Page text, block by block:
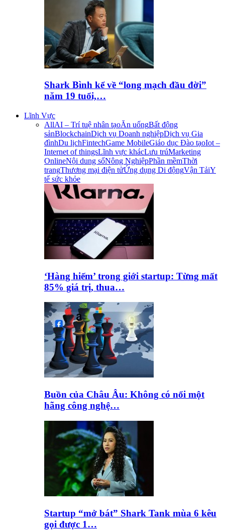
Shark Bình kể về “long mạch đầu đời”
năm 19 tuổi,…
Lĩnh Vực
AllAI – Trí tuệ nhân tạoĂn uốngBất động
sảnBlockchainDịch vụ Doanh nghiệpDịch vụ Gia
đìnhDu lịchFintechGame MobileGiáo dục Đào tạoIot –
Internet of thingsLĩnh vực khácLưu trúMarketing
OnlineNội dung sốNông NghiệpPhần mềmThời
trangThương mại điện tửỨng dụng Di độngVận TảiY
tế sức khỏe
‘Hàng hiếm’ trong giới startup: Từng mất
85% giá trị, thua…
Buồn của Châu Âu: Không có nổi một
hãng công nghệ…
Startup “mở bát” Shark Tank mùa 6 kêu
gọi được 1…